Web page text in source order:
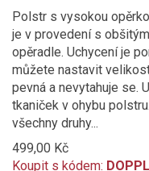
Polstr s vysokou
je v provedení s
opěradle. Uchycení je
můžete nastavit
pevná a nevytahuje se.
tkaniček v ohybu
všechny druhy...
499,00 Kč
Koupit s kódem: